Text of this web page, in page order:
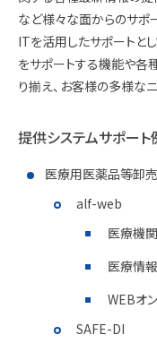
など様々な面からのサポ
ITを活用したサポートと
をサポートする機能や各
り揃え、お客様の多様な
提供システムサポート
医療用医薬品等卸
alf-web
医療機
医療情
WEBオ
SAFE-DI